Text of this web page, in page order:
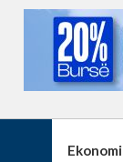
Ekonomi